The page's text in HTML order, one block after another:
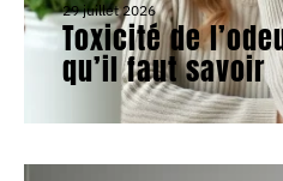
29 juillet 2026
Toxicité de
qu’il faut savoir